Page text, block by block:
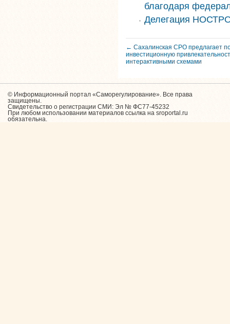
благодаря
Делегация
← Сахалинская СРО предлагает
инвестиционную
интерактивными схемами
© Информационный портал «Саморегулирование». Все права
защищены.
Свидетельство о регистрации СМИ: Эл № ФС77-45232
При любом использовании материалов ссылка на sroportal.ru
обязательна.